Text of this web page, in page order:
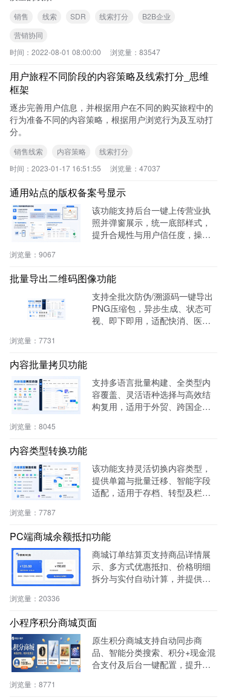
销售 线索 SDR 线索打分
B2B企业
营销协同
时间： 2022-08-01 08:00:00 浏览量： 83547
用户旅程不同阶段的内容策略及线索打分_思维
框架
逐步完善用户信息，并根据用户在不同的购买旅程中的
行为准备不同的内容策略，根据用户浏览行为及互动打
分。
销售线索 内容策略
线索打分
时间： 2023-01-17 16:51:55 浏览量： 47037
通用站点的版权备案号显示
该功能支持后台一键上传营业执
照并弹窗展示，统一底部样式，
提升合规性与用户信任度，操作
浏览量： 9067
批量导出二维码图像功能
支持全批次防伪/溯源码一键导出
PNG压缩包，异步生成、状态可
视、即下即用，适配快消、医
浏览量： 7731
内容批量拷贝功能
支持多语言批量构建、全类型内
容覆盖、灵活语种选择与高效结
构复用，适用于外贸、跨国企
浏览量： 8045
内容类型转换功能
该功能支持灵活切换内容类型，
提供单篇与批量迁移、智能字段
适配，适用于存档、转型及栏目
浏览量： 7787
PC端商城余额抵扣功能
商城订单结算页支持商品详情展
示、多方式优惠抵扣、价格明细
拆分与实付自动计算，并提供支
浏览量： 20336
小程序积分商城页面
原生积分商城支持自动同步商
品、智能分类搜索、积分+现金混
合支付及后台一键配置，提升用
浏览量： 8771